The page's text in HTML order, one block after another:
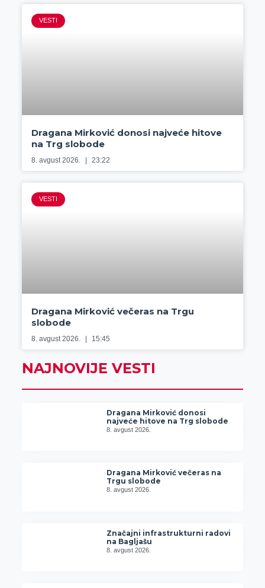
VESTI
Dragana Mirković donosi najveće hitove
na Trg slobode
8. avgust 2026. 23:22
VESTI
Dragana Mirković večeras na Trgu
slobode
8. avgust 2026. 15:45
NAJNOVIJE VESTI
Dragana Mirković donosi
najveće hitove na Trg slobode
8. avgust 2026.
Dragana Mirković večeras na
Trgu slobode
8. avgust 2026.
Značajni infrastrukturni radovi
na Bagljašu
8. avgust 2026.